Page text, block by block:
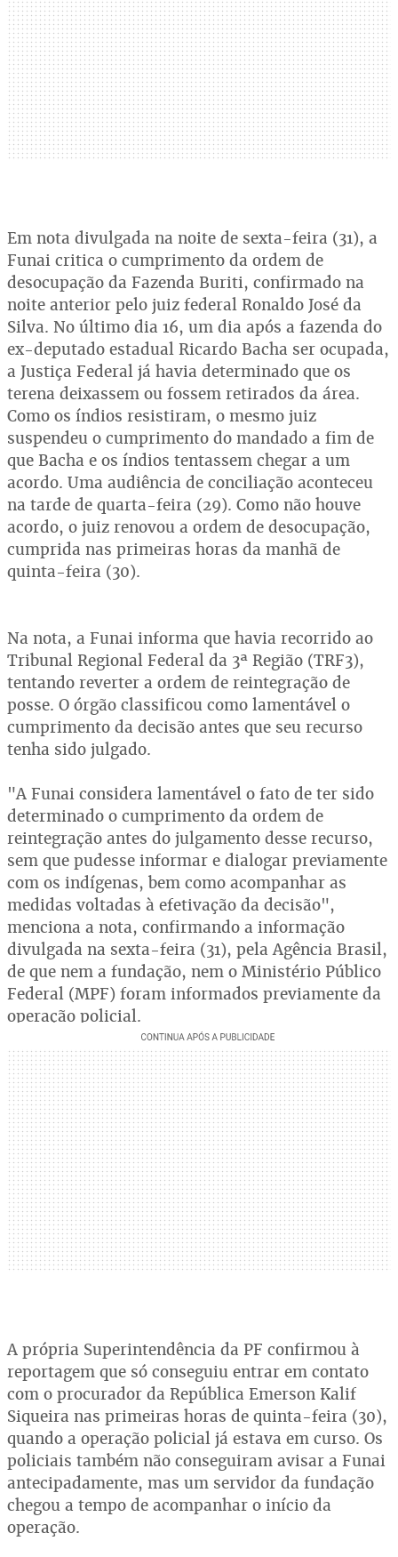
Em nota divulgada na noite de sexta-feira (31), a
Funai critica o cumprimento da ordem de
desocupação da Fazenda Buriti, confirmado na
noite anterior pelo juiz federal Ronaldo José da
Silva. No último dia 16, um dia após a fazenda do
ex-deputado estadual Ricardo Bacha ser ocupada,
a Justiça Federal já havia determinado que os
terena deixassem ou fossem retirados da área.
Como os índios resistiram, o mesmo juiz
suspendeu o cumprimento do mandado a fim de
que Bacha e os índios tentassem chegar a um
acordo. Uma audiência de conciliação aconteceu
na tarde de quarta-feira (29). Como não houve
acordo, o juiz renovou a ordem de desocupação,
cumprida nas primeiras horas da manhã de
quinta-feira (30).
Na nota, a Funai informa que havia recorrido ao
Tribunal Regional Federal da 3ª Região (TRF3),
tentando reverter a ordem de reintegração de
posse. O órgão classificou como lamentável o
cumprimento da decisão antes que seu recurso
tenha sido julgado.
"A Funai considera lamentável o fato de ter sido
determinado o cumprimento da ordem de
reintegração antes do julgamento desse recurso,
sem que pudesse informar e dialogar previamente
com os indígenas, bem como acompanhar as
medidas voltadas à efetivação da decisão",
menciona a nota, confirmando a informação
divulgada na sexta-feira (31), pela Agência Brasil,
de que nem a fundação, nem o Ministério Público
Federal (MPF) foram informados previamente da
operação policial.
A própria Superintendência da PF confirmou à
reportagem que só conseguiu entrar em contato
com o procurador da República Emerson Kalif
Siqueira nas primeiras horas de quinta-feira (30),
quando a operação policial já estava em curso. Os
policiais também não conseguiram avisar a Funai
antecipadamente, mas um servidor da fundação
chegou a tempo de acompanhar o início da
operação.